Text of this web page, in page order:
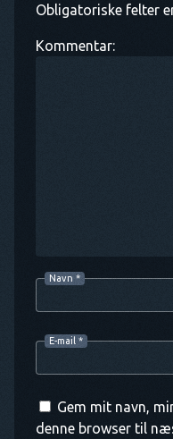
Obligatoriske felter
Kommentar:
Navn *
E-mail *
Gem mit navn,
denne browser til